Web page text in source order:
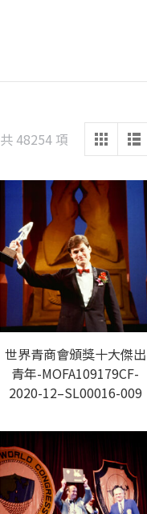
48254 項 Sorted
latest
世界青商會頒獎十大傑出
青年-MOFA109179CF-
2020-12–SL00016-009